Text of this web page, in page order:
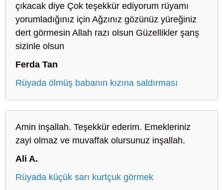
çıkacak diye Çok teşekkür ediyorum rüyamı
yorumladığınız için Ağzınız gözünüz yüreğiniz
dert görmesin Allah razı olsun Güzellikler şanş
sizinle olsun
Ferda Tan
Rüyada ölmüş babanın kızına saldırması
Amin inşallah. Teşekkür ederim. Emekleriniz
zayi olmaz ve muvaffak olursunuz inşallah.
Ali A.
Rüyada küçük sarı kurtçuk görmek